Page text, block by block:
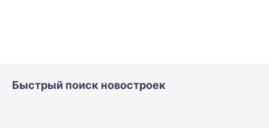
Быстрый поиск новостроек